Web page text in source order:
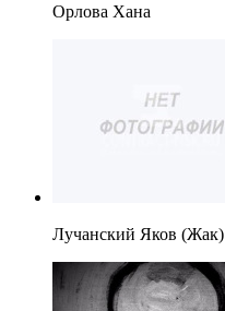
Орлова Хана
Лучанский Яков (Жак)